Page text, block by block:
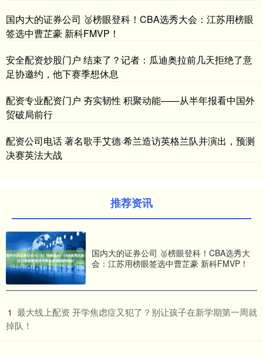
国内大的证券公司 🥈榜眼登科！CBA选秀大会：江苏用榜眼
签选中曹芷豪 新科FMVP！
安全配资炒股门户 结束了？记者：瓜迪奥拉前几天拒绝了意
足协邀约，他下赛季想休息
配资专业配资门户 夯实韧性 积聚动能——从半年报看中国外
贸破局前行
配资公司电话 著名歌手艾德·希兰造访英格兰队并演出，预测
决赛英法大战
推荐资讯
国内大的证券公司 🥈榜眼登科！CBA选秀大
会：江苏用榜眼签选中曹芷豪 新科FMVP！
1 ​最大线上配资 开学焦虑症又犯了？别让孩子在新学期第一周就
掉队！